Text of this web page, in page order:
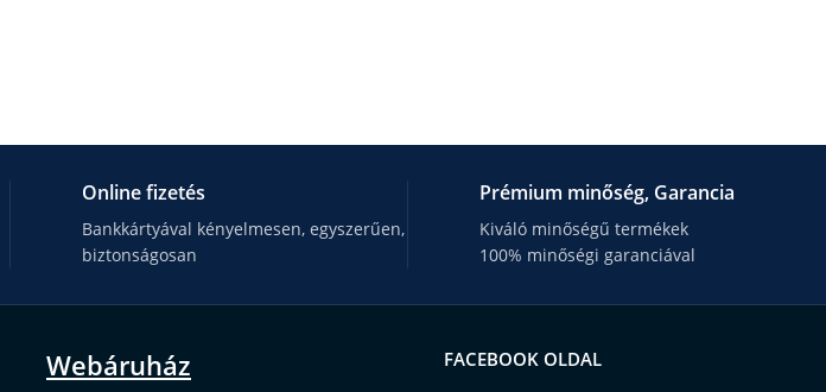
Online fizetés
Bankkártyával kényelmesen, egyszerűen,
biztonságosan
Prémium minőség, Garancia
Kiváló minőségű termékek
100% minőségi garanciával
Webáruház FACEBOOK OLDAL